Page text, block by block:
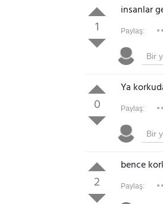
1
insanlar
Paylaş:
0
Ya
Paylaş:
2
bence
Paylaş: